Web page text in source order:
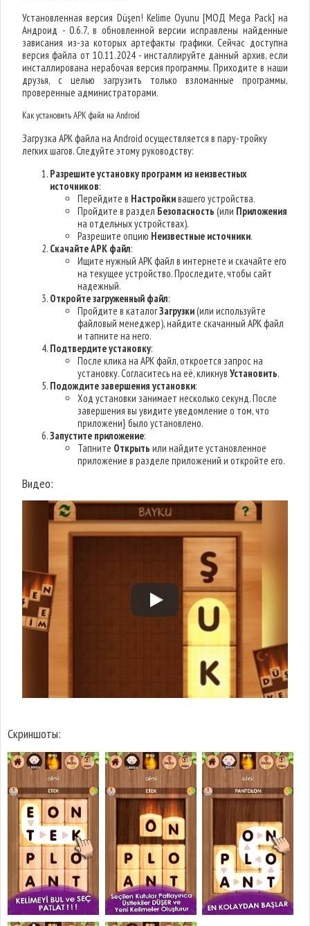
Установленная версия Düşen! Kelime Oyunu [МОД Mega Pack] на
Андроид - 0.6.7, в обновленной версии исправлены найденные
зависания из-за которых артефакты графики. Сейчас доступна
версия файла от 10.11.2024 - инсталлируйте данный архив, если
инсталлирована нерабочая версия программы. Приходите в наши
друзья, с целью загрузить только взломанные программы,
проверенные администраторами.
Как установить APK файл на Android
Загрузка APK файла на Android осуществляется в пару-тройку
легких шагов. Следуйте этому руководству:
Разрешите установку программ из неизвестных
источников:
Перейдите в Настройкивашего устройства.
Пройдите в раздел Безопасность (или Приложения
на отдельных устройствах).
Разрешите опцию Неизвестные источники.
Скачайте APK файл:
Ищите нужный APK файл в интернете и скачайте его
на текущее устройство. Проследите, чтобы сайт
надежный.
Откройте загруженный файл:
Пройдите в каталогЗагрузки(или используйте
файловый менеджер), найдите скачанный APK файл
и тапните на него.
Подтвердите установку:
После клика на APK файл, откроется запрос на
установку. Согласитесь на её, кликнувУстановить.
Подождите завершения установки:
Ход установки занимает несколько секунд. После
завершения вы увидите уведомление о том, что
приложени} было установлено.
Запустите приложение:
Тапните Открыть или найдите установленное
приложение в разделе приложений и откройте его.
Видео:
Скриншоты: